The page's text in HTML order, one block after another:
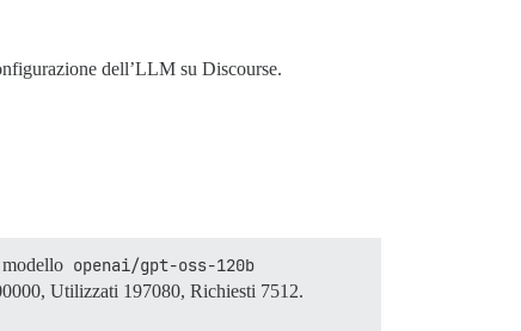
dell’LLM su Discourse.
openai/gpt-oss-120b
Utilizzati 197080, Richiesti 7512.